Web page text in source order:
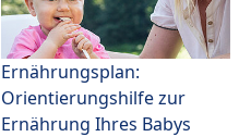
Ernährungsplan:
Orientierungshilfe zur
Ernährung Ihres Babys